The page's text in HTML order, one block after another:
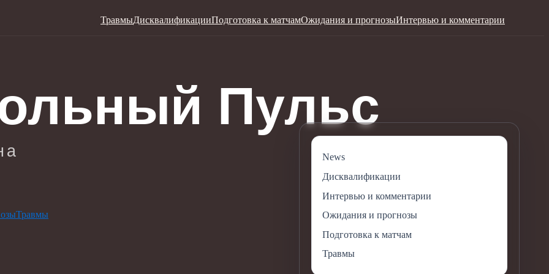
ТравмыДисквалификацииПодготовка к матчамОжидания и прогнозыИнтервью и комментарии
Травмы
News
Дисквалификации
Интервью и комментарии
Ожидания и прогнозы
Подготовка к матчам
Травмы